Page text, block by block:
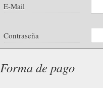
E-Mail
Contraseña
Forma de pago